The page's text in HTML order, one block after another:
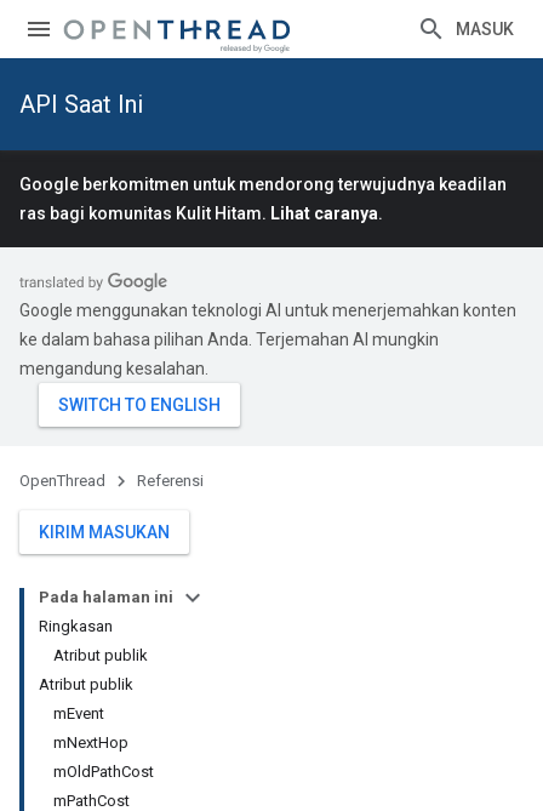
MASUK
API Saat Ini
Google berkomitmen untuk mendorong terwujudnya keadilan
ras bagi komunitas Kulit Hitam. Lihat caranya.
Google menggunakan teknologi AI untuk menerjemahkan konten
ke dalam bahasa pilihan Anda. Terjemahan AI mungkin
mengandung kesalahan.
OpenThread Referensi
KIRIM MASUKAN
Pada halaman ini
Ringkasan
Atribut publik
Atribut publik
mEvent
mNextHop
mOldPathCost
mPathCost